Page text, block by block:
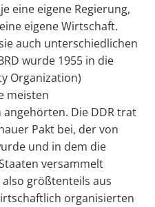
eine eigene Regierung,
eigene Wirtschaft.
auch unterschiedlichen
wurde 1955 in die
Organization)
meisten
Die DDR trat
Pakt bei, der von
und in dem die
versammelt
größtenteils aus
organisierten